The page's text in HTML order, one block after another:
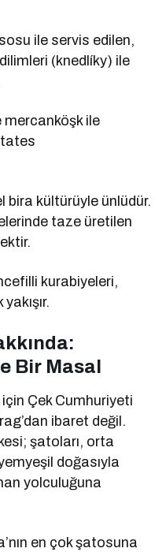
ile servis edilen,
(knedlíky) ile
mercanköşk ile
bira kültürüyle ünlüdür.
taze üretilen
kurabiyeleri,
Bir Masal
Çek Cumhuriyeti
ibaret değil.
şatoları, orta
doğasıyla
yolculuğuna
en çok şatosuna